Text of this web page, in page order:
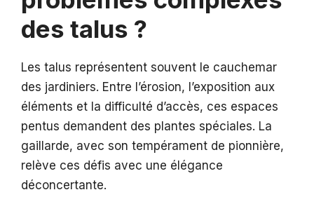
des talus ?
Les talus représentent souvent le cauchemar
des jardiniers. Entre l’érosion, l’exposition aux
éléments et la difficulté d’accès, ces espaces
pentus demandent des plantes spéciales. La
gaillarde, avec son tempérament de pionnière,
relève ces défis avec une élégance
déconcertante.